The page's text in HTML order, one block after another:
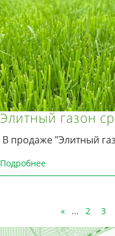
Элитный газон
В продаже "Элитный
Подробнее
« ... 2 3